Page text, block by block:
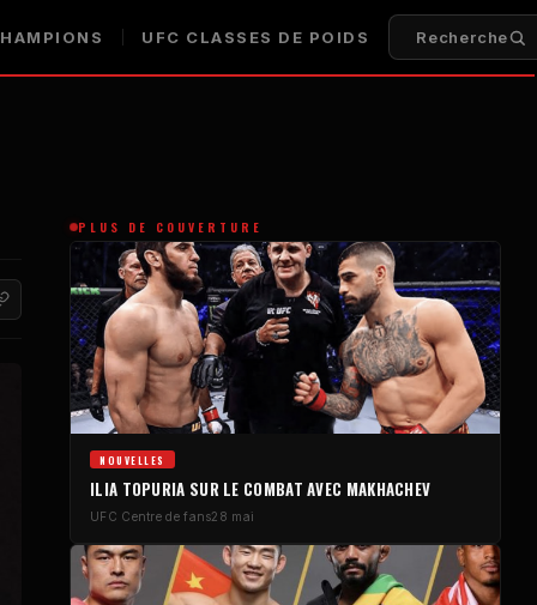
UFC CLASSES DE POIDS Recherche
PLUS DE COUVERTURE
NOUVELLES
ILIA TOPURIA SUR LE COMBAT AVEC MAKHACHEV
UFC Centre de fans28 mai